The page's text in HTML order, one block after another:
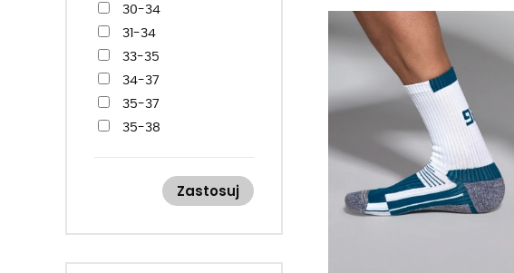
30-34
31-34
33-35
34-37
35-37
35-38
Zastosuj